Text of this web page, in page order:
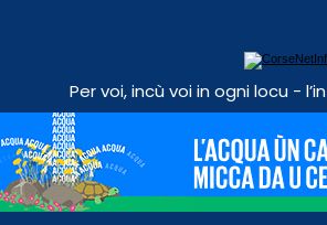
Per voi, incù voi in ogni locu -